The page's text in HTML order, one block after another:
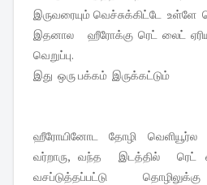
இருவரையும் வெச்சுக்கிட்டே
இதனால ஹீரோக்கு ரெட் லைட்
வெறுப்பு.
இது ஒரு பக்கம் இருக்கட்டும்
ஹீரோயினோட தோழி வெளியூர்ல
வர்றாரு, வந்த இடத்தில் ரெட்
வசப்டுத்தப்பட்டு தொழிலுக்கு